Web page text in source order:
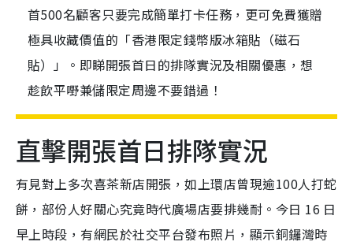
首500名顧客只要完成簡單打卡任務，更可免費獲贈
極具收藏價值的「香港限定錢幣版冰箱貼（磁石
貼）」。即睇開張首日的排隊實況及相關優惠，想
趁飲平嘢兼儲限定周邊不要錯過！
直擊開張首日排隊實況
有見對上多次喜茶新店開張，如上環店曾現逾100人打蛇
餅，部份人好關心究竟時代廣場店要排幾耐。今日 16 日
早上時段，有網民於社交平台發布照片，顯示銅鑼灣時